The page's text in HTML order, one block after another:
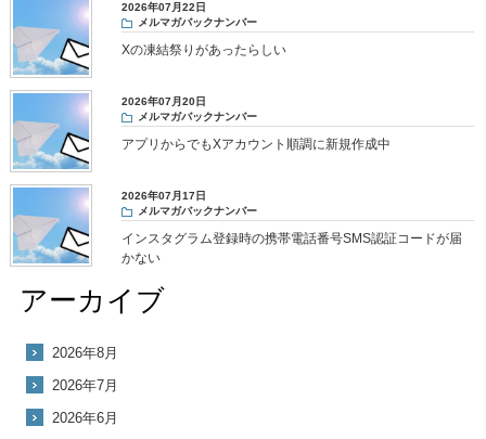
2026年07月22日
メルマガバックナンバー
Xの凍結祭りがあったらしい
2026年07月20日
メルマガバックナンバー
アプリからでもXアカウント順調に新規作成中
2026年07月17日
メルマガバックナンバー
インスタグラム登録時の携帯電話番号SMS認証コードが届
かない
アーカイブ
2026年8月
2026年7月
2026年6月